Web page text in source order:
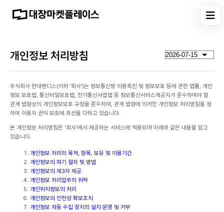
개인정보 처리방침
주식회사 현대벤디스(이하 ‘회사’)는 정보통신망 이용촉진 및 정보보호 등에 관한 법률, 개인
정보 보호법, 통신비밀보호법, 전기통신사업법 등 정보통신서비스제공자가 준수하여야 할
관계 법령상의 개인정보보호 규정을 준수하며, 관계 법령에 의거한 개인정보 처리방침을 정
하여 이용자 권익 보호에 최선을 다하고 있습니다.
본 개인정보 처리방침은 '회사'에서 제공하는 서비스에 적용되며 아래와 같은 내용을 담고
있습니다.
개인정보 처리의 목적, 항목, 보유 및 이용기간
개인정보의 파기 절차 및 방법
개인정보의 제3자 제공
개인정보 처리업무의 위탁
개인위치정보의 처리
개인정보의 안전성 확보조치
개인정보 자동 수집 장치의 설치·운영 및 거부